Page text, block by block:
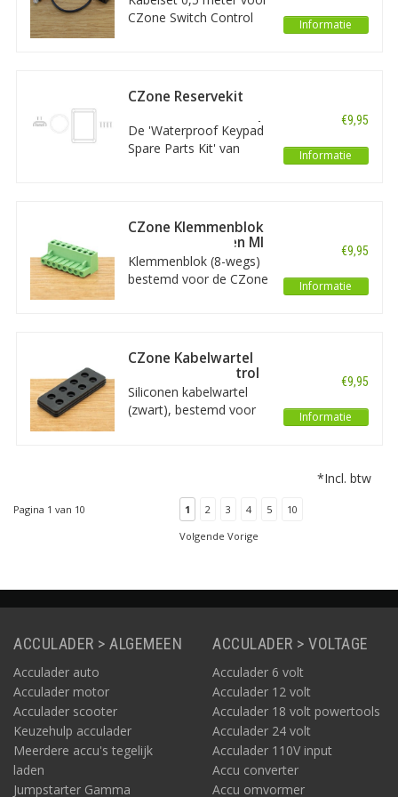
CZone Switch Control
schakelaars.
Informatie
CZone Reservekit
waterdichte keypad
De 'Waterproof Keypad
Spare Parts Kit' van
(voor zowel de staande
als de liggende variant).
€9,95
Informatie
CZone Klemmenblok
8-wegs voor SI en MI
Klemmenblok (8-wegs)
bestemd voor de CZone
reserveonderdeel of als
u de SI of MI koopt
zonder deze aansluiting.
€9,95
Informatie
CZone Kabelwartel
voor Switch Control
Interface (SCI)
Siliconen kabelwartel
(zwart), bestemd voor
u de SCI koopt zonder
afdichting.
€9,95
Informatie
*Incl. btw
Pagina 1 van 10 1 2 3 4 5
10
Volgende Vorige
ACCULADER > ALGEMEEN
Acculader auto
Acculader motor
Acculader scooter
Keuzehulp acculader
Meerdere accu's tegelijk
laden
Jumpstarter Gamma
ACCULADER > VOLTAGE
Acculader 6 volt
Acculader 12 volt
Acculader 18 volt powertools
Acculader 24 volt
Acculader 110V input
Accu converter
Accu omvormer